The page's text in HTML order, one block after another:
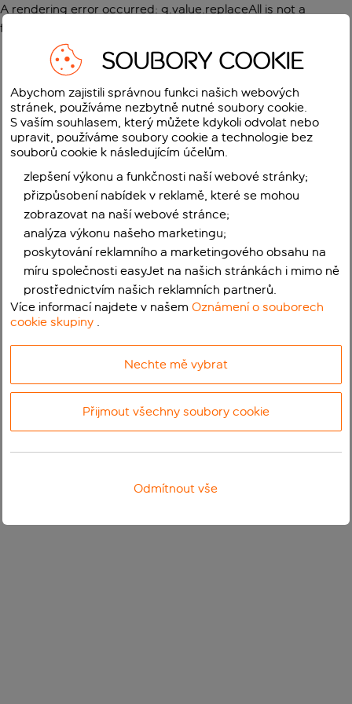
A rendering error occurred: g.value.replaceAll is not a
function
SOUBORY COOKIE
Abychom zajistili správnou funkci našich webových
stránek, používáme nezbytně nutné soubory cookie.
S vaším souhlasem, který můžete kdykoli odvolat nebo
upravit, používáme soubory cookie a technologie bez
souborů cookie k následujícím účelům.
zlepšení výkonu a funkčnosti naší webové stránky;
přizpůsobení nabídek v reklamě, které se mohou
zobrazovat na naší webové stránce;
analýza výkonu našeho marketingu;
poskytování reklamního a marketingového obsahu na
míru společnosti easyJet na našich stránkách i mimo ně
prostřednictvím našich reklamních partnerů.
Více informací najdete v našemOznámení o souborech
cookie skupiny .
Nechte mě vybrat
Přijmout všechny soubory cookie
Odmítnout vše